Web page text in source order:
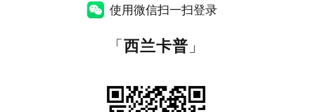
使用微信扫一扫登录
「西兰卡普 」